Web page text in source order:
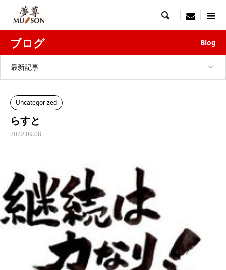
 menu
ブログ Blog
最新記事
Uncategorized
らすと
2022.09.08